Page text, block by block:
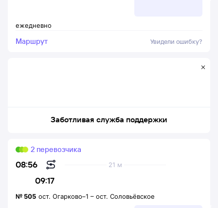
ежедневно
Маршрут Увидели ошибку?
Заботливая служба поддержки
08:56
09:17
21 м
2 перевозчика
№ 505 ост. Огарково–1 – ост. Соловьёвское